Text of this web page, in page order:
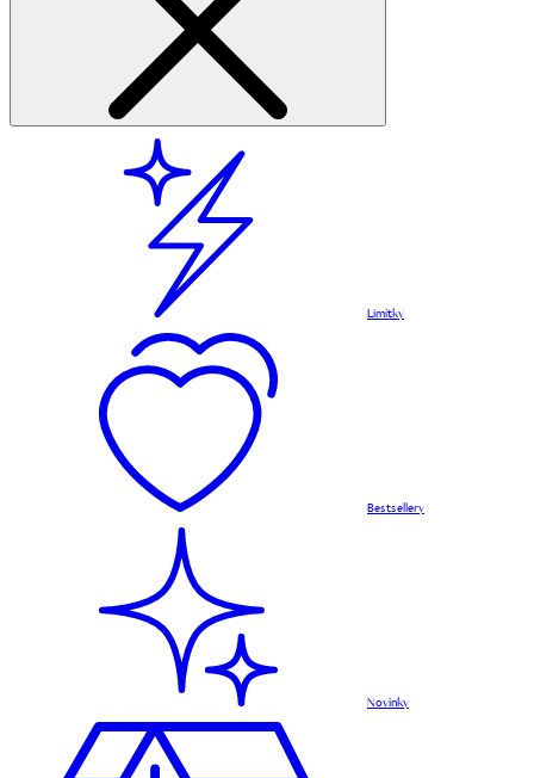
Limitky
Bestsellery
Novinky